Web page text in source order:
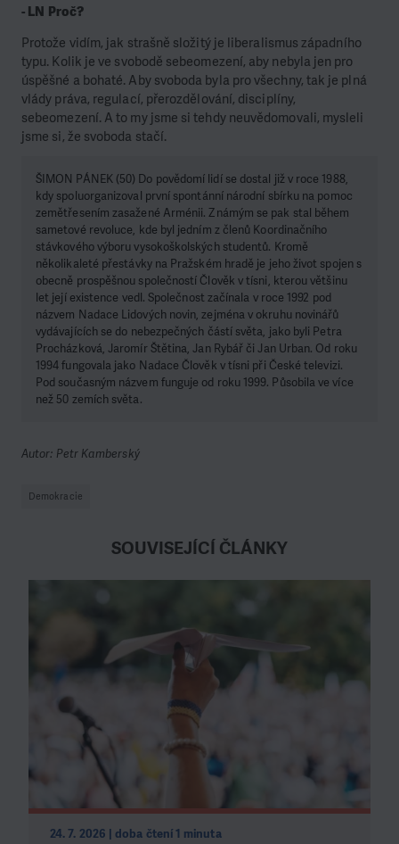
- LN Proč?
Protože vidím, jak strašně složitý je liberalismus západního
typu. Kolik je ve svobodě sebeomezení, aby nebyla jen pro
úspěšné a bohaté. Aby svoboda byla pro všechny, tak je plná
vlády práva, regulací, přerozdělování, disciplíny,
sebeomezení. A to my jsme si tehdy neuvědomovali, mysleli
jsme si, že svoboda stačí.
ŠIMON PÁNEK (50) Do povědomí lidí se dostal již v roce 1988,
kdy spoluorganizoval první spontánní národní sbírku na pomoc
zemětřesením zasažené Arménii. Známým se pak stal během
sametové revoluce, kde byl jedním z členů Koordinačního
stávkového výboru vysokoškolských studentů. Kromě
několikaleté přestávky na Pražském hradě je jeho život spojen s
obecně prospěšnou společností Člověk v tísni, kterou většinu
let její existence vedl. Společnost začínala v roce 1992 pod
názvem Nadace Lidových novin, zejména v okruhu novinářů
vydávajících se do nebezpečných částí světa, jako byli Petra
Procházková, Jaromír Štětina, Jan Rybář či Jan Urban. Od roku
1994 fungovala jako Nadace Člověk v tísni při České televizi.
Pod současným názvem funguje od roku 1999. Působila ve více
než 50 zemích světa.
Autor: Petr Kamberský
Demokracie
SOUVISEJÍCÍ ČLÁNKY
24. 7. 2026 | doba čtení 1 minuta